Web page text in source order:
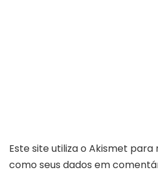
Este site utiliza o Akismet para
como seus dados em